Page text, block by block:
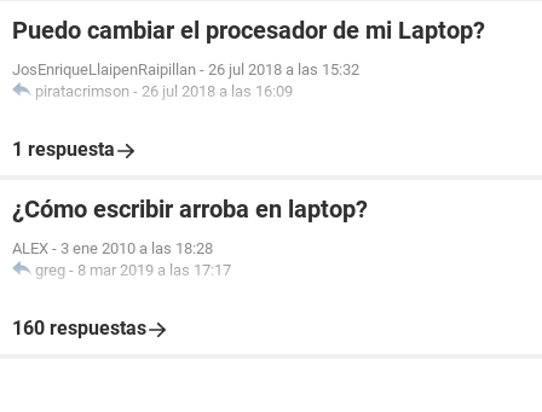
Puedo cambiar el procesador de mi Laptop?
JosEnriqueLlaipenRaipillan - 26 jul 2018 a las 15:32
piratacrimson - 26 jul 2018 a las 16:09
1 respuesta
¿Cómo escribir arroba en laptop?
ALEX - 3 ene 2010 a las 18:28
greg - 8 mar 2019 a las 17:17
160 respuestas